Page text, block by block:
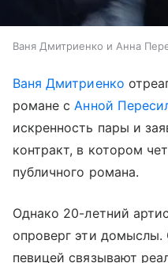
Ваня Дмитриенко и Анна
Ваня Дмитриенко
романе с Анной
искренность пары и
контракт, в котором
публичного романа.
Однако 20-летний
опроверг эти домыслы.
певицей связывают